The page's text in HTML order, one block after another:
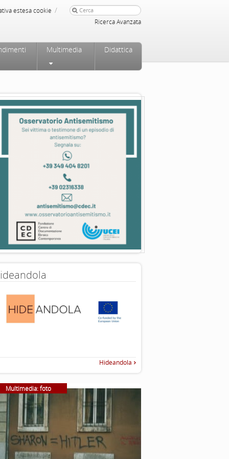
estesa cookie /
Ricerca Avanzata
Multimedia Didattica
Hideandola
Multimedia: foto